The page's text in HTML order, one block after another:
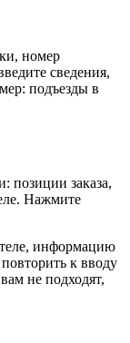
номер
сведения,
подъезды в
позиции заказа,
Нажмите
информацию
к вводу
не подходят,